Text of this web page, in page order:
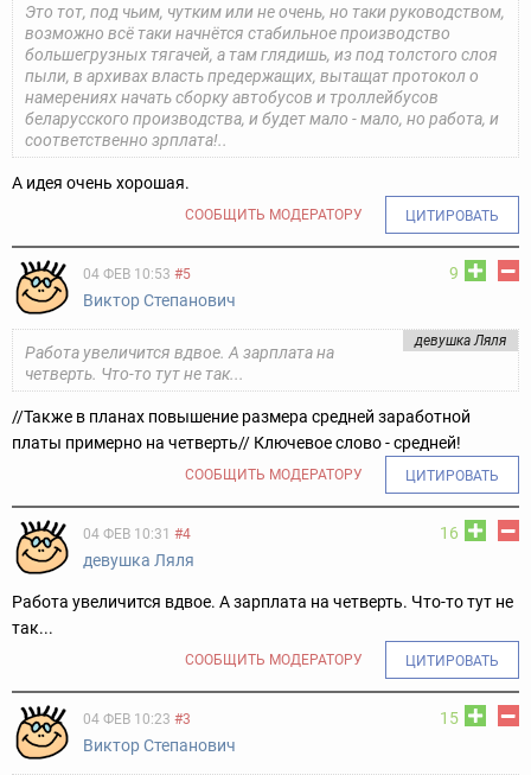
Это тот, под чьим, чутким или не очень, но таки руководством,
возможно всё таки начнётся стабильное производство
большегрузных тягачей, а там глядишь, из под толстого слоя
пыли, в архивах власть предержащих, вытащат протокол о
намерениях начать сборку автобусов и троллейбусов
беларусского производства, и будет мало - мало, но работа, и
соответственно зрплата!..
А идея очень хорошая.
СООБЩИТЬ МОДЕРАТОРУ ЦИТИРОВАТЬ
9
04 ФЕВ 10:53 #5
Виктор Степанович
девушка Ляля
Работа увеличится вдвое. А зарплата на
четверть. Что-то тут не так...
//Также в планах повышение размера средней заработной
платы примерно на четверть// Ключевое слово - средней!
СООБЩИТЬ МОДЕРАТОРУ ЦИТИРОВАТЬ
16
04 ФЕВ 10:31 #4
девушка Ляля
Работа увеличится вдвое. А зарплата на четверть. Что-то тут не
так...
СООБЩИТЬ МОДЕРАТОРУ ЦИТИРОВАТЬ
15
04 ФЕВ 10:23 #3
Виктор Степанович